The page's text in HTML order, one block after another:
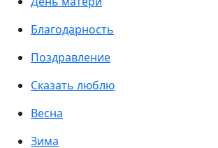
Благодарность
Поздравление
Сказать люблю
Весна
Зима